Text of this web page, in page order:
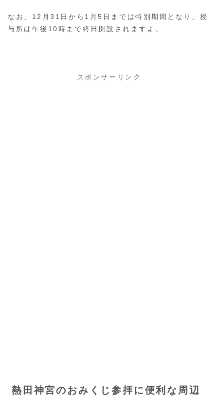
なお、12月31日から1月5日までは特別期間となり、授
与所は午後10時まで終日開設されますよ。
スポンサーリンク
熱田神宮のおみくじ参拝に便利な周辺